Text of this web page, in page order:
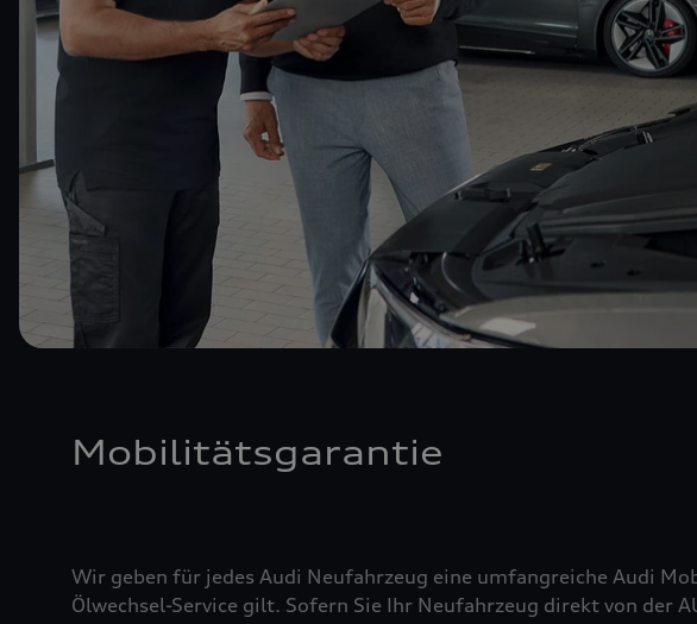
Mobilitätsgarantie
Wir geben für jedes Audi Neufahrzeug eine umfangreiche Audi
Ölwechsel-Service gilt. Sofern Sie Ihr Neufahrzeug direkt von der